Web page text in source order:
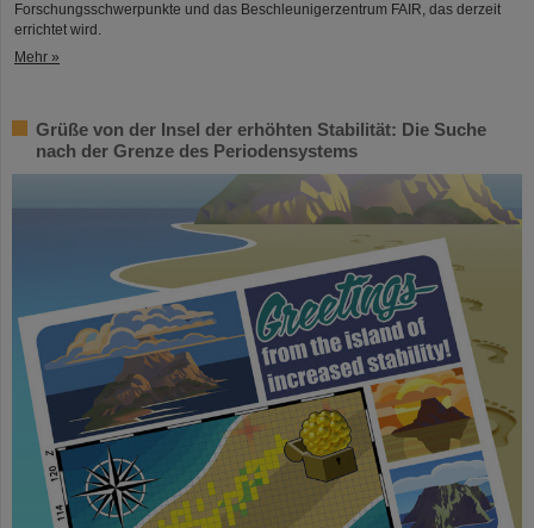
Forschungsschwerpunkte und das Beschleunigerzentrum FAIR, das derzeit
errichtet wird.
Mehr »
Grüße von der Insel der erhöhten Stabilität: Die Suche
nach der Grenze des Periodensystems